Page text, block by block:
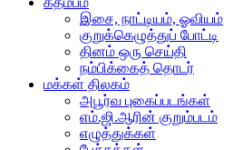
இசை, நாட்டியம், ஓவியம்
குறுக்கெழுத்துப் போட்டி
தினம் ஒரு செய்தி
நம்பிக்கைத் தொடர்
மக்கள் திலகம்
அபூர்வ புகைப்படங்கள்
எம்.ஜி.ஆரின் குறும்படம்
எழுத்துக்கள்